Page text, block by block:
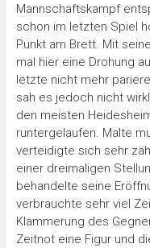
Mannschaftskampf
schon im letzten Spiel
Punkt am Brett. Mit
mal hier eine Drohung
letzte nicht mehr
sah es jedoch nicht
den meisten
runtergelaufen. Malte
verteidigte sich sehr
einer dreimaligen
behandelte seine
verbrauchte sehr viel
Klammerung des
Zeitnot eine Figur und